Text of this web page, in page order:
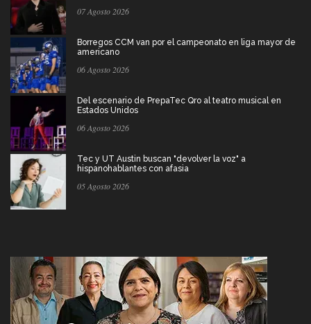
07 Agosto 2026
Borregos CCM van por el campeonato en liga mayor de
americano
06 Agosto 2026
Del escenario de PrepaTec Qro al teatro musical en
Estados Unidos
06 Agosto 2026
Tec y UT Austin buscan "devolver la voz" a
hispanohablantes con afasia
05 Agosto 2026